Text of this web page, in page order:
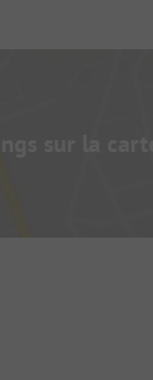
sur la carte